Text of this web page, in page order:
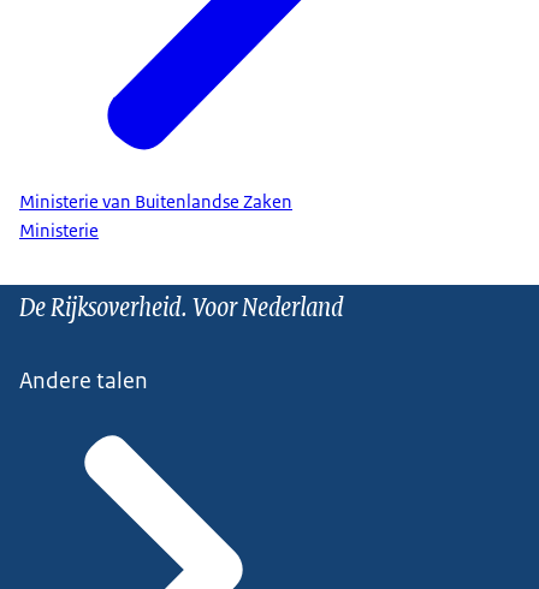
Ministerie van Buitenlandse Zaken
Ministerie
De Rijksoverheid. Voor Nederland
Andere talen